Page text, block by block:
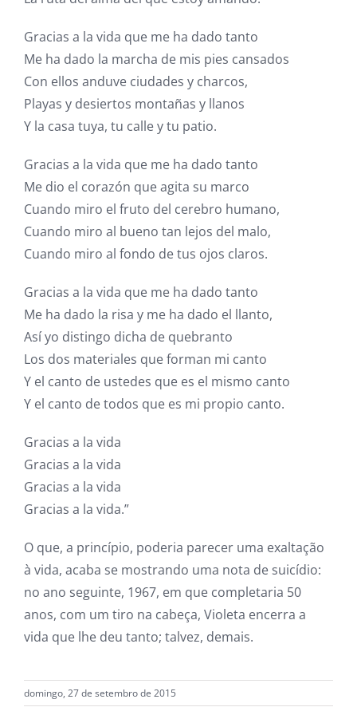
Gracias a la vida que me ha dado tanto
Me ha dado la marcha de mis pies cansados
Con ellos anduve ciudades y charcos,
Playas y desiertos montañas y llanos
Y la casa tuya, tu calle y tu patio.
Gracias a la vida que me ha dado tanto
Me dio el corazón que agita su marco
Cuando miro el fruto del cerebro humano,
Cuando miro al bueno tan lejos del malo,
Cuando miro al fondo de tus ojos claros.
Gracias a la vida que me ha dado tanto
Me ha dado la risa y me ha dado el llanto,
Así yo distingo dicha de quebranto
Los dos materiales que forman mi canto
Y el canto de ustedes que es el mismo canto
Y el canto de todos que es mi propio canto.
Gracias a la vida
Gracias a la vida
Gracias a la vida
Gracias a la vida.”
O que, a princípio, poderia parecer uma exaltação
à vida, acaba se mostrando uma nota de suicídio:
no ano seguinte, 1967, em que completaria 50
anos, com um tiro na cabeça, Violeta encerra a
vida que lhe deu tanto; talvez, demais.
domingo, 27 de setembro de 2015